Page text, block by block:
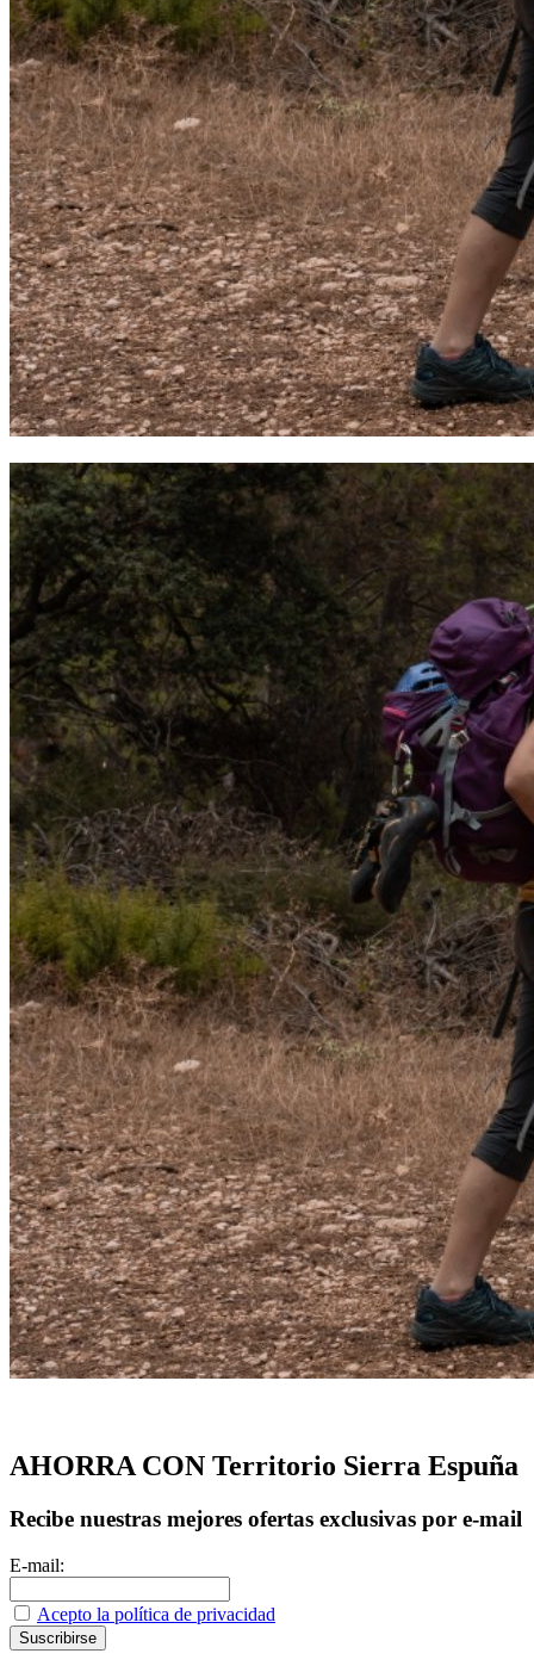
AHORRA CON Territorio Sierra Espuña
Recibe nuestras mejores ofertas exclusivas por e-mail
E-mail:
Acepto la política de privacidad